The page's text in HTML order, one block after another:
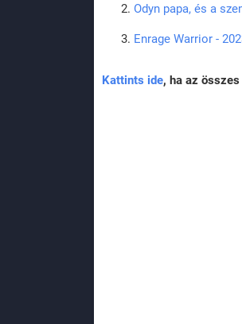
Odyn papa, és a
Enrage Warrior -
Kattints ide, ha az